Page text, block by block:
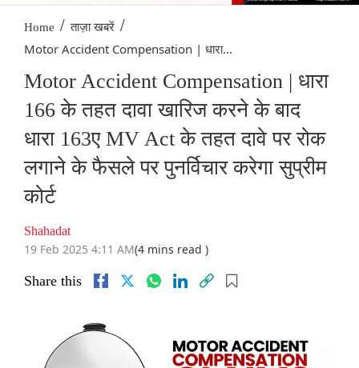
Home / ताज़ा खबरें /
Motor Accident Compensation | धारा...
Motor Accident Compensation | धारा
166 के तहत दावा खारिज करने के बाद
धारा 163ए MV Act के तहत दावे पर रोक
लगाने के फैसले पर पुनर्विचार करेगा सुप्रीम
कोर्ट
Shahadat
19 Feb 2025 4:11 AM(4 mins read )
Share this